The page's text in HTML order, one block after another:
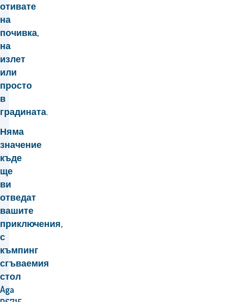
отивате
на
почивка,
на
излет
или
просто
в
градината.
Няма
значение
къде
ще
ви
отведат
вашите
приключения,
с
къмпинг
сгъваемия
стол
Aga